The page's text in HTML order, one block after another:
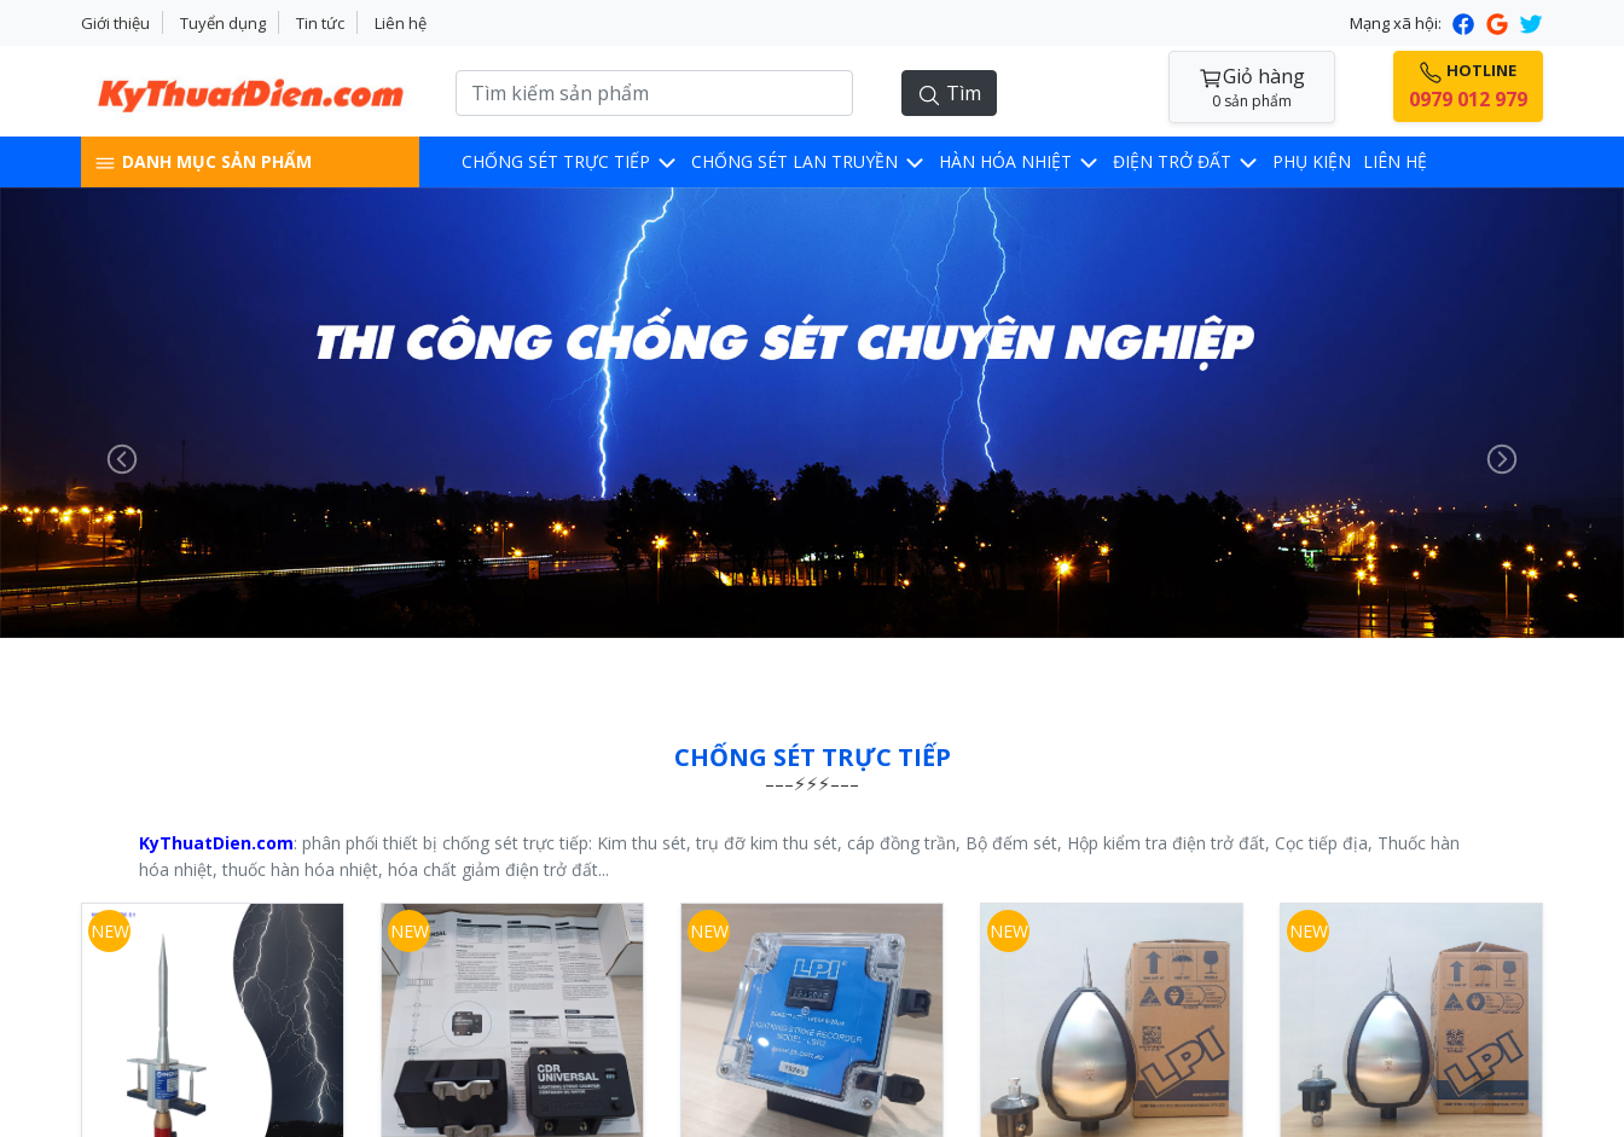
Giới thiệu Tuyển dụng Tin tức Liên hệ Mạng xã hội:
Tìm
Giỏ hàng
0 sản phẩm
HOTLINE
0979 012 979
DANH MỤC SẢN PHẨM CHỐNG SÉT TRỰC TIẾP CHỐNG SÉT LAN TRUYỀN HÀN HÓA NHIỆT ĐIỆN TRỞ ĐẤT PHỤ KIỆN LIÊN HỆ
Previous Next
CHỐNG SÉT TRỰC TIẾP
KyThuatDien.com: phân phối thiết bị chống sét trực tiếp: Kim thu sét, trụ đỡ kim thu sét, cáp đồng trần, Bộ đếm sét, Hộp kiểm tra điện trở đất, Cọc tiếp địa, Thuốc hàn
hóa nhiệt, thuốc hàn hóa nhiệt, hóa chất giảm điện trở đất...
NEW NEW NEW NEW NEW